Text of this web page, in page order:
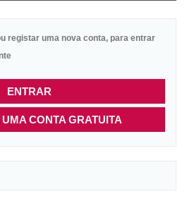
registar uma nova conta, para entrar
ENTRAR
CONTA GRATUITA